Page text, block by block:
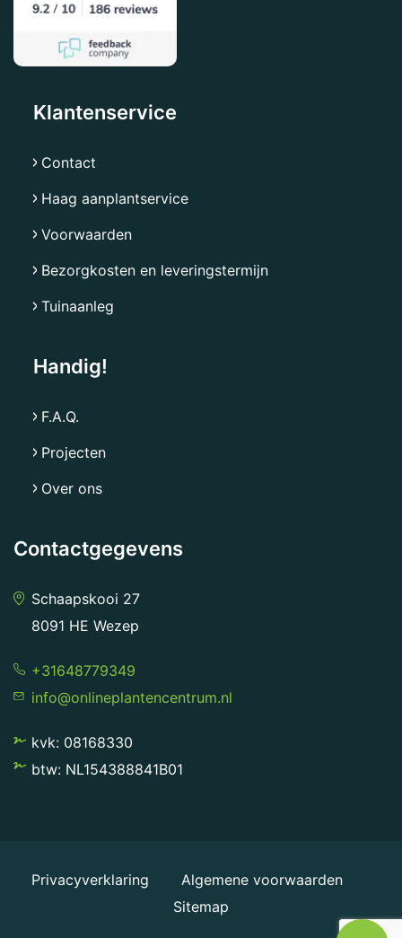
Klantenservice
Contact
Haag aanplantservice
Voorwaarden
Bezorgkosten en leveringstermijn
Tuinaanleg
Handig!
F.A.Q.
Projecten
Over ons
Contactgegevens
Schaapskooi 27
8091 HE Wezep
+31648779349
info@onlineplantencentrum.nl
kvk: 08168330
btw: NL154388841B01
Privacyverklaring
Algemene voorwaarden
Sitemap